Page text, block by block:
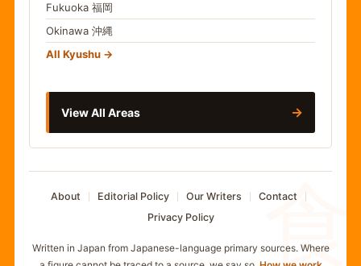
食
Fukuoka 福岡
Okinawa 沖縄
All Kyushu
View All Areas →
About Editorial Policy Our Writers
Contact
Privacy Policy
Written in Japan from Japanese-language primary sources. Where